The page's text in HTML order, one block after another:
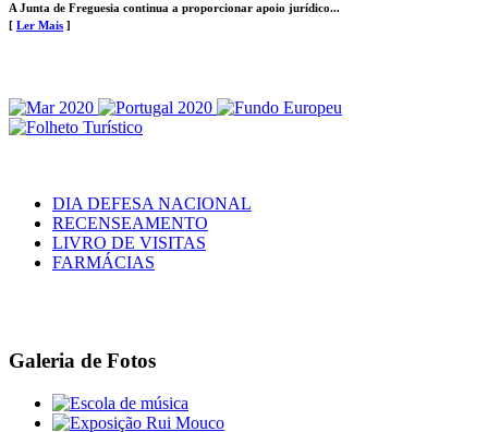
A Junta de Freguesia continua a proporcionar apoio jurídico...
[ Ler Mais ]
DIA DEFESA NACIONAL
RECENSEAMENTO
LIVRO DE VISITAS
FARMÁCIAS
Galeria de Fotos